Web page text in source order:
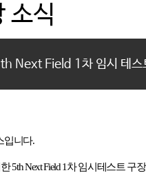
소식
Next Field 1차 임시 테스
입니다.
한5th Next Field 1차 임시테스트 구